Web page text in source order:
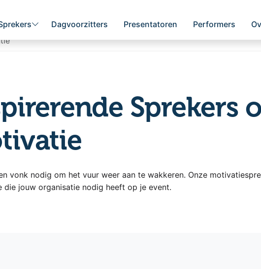
Dagvoorzitters Presentatoren Performers
Sprekers
vonk nodig om het vuur weer aan te wakkeren. Onze
die jouw organisatie nodig heeft op je event.